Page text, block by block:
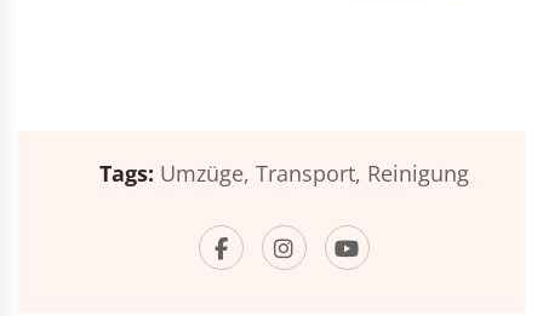
Tags: Umzüge, Transport, Reinigung